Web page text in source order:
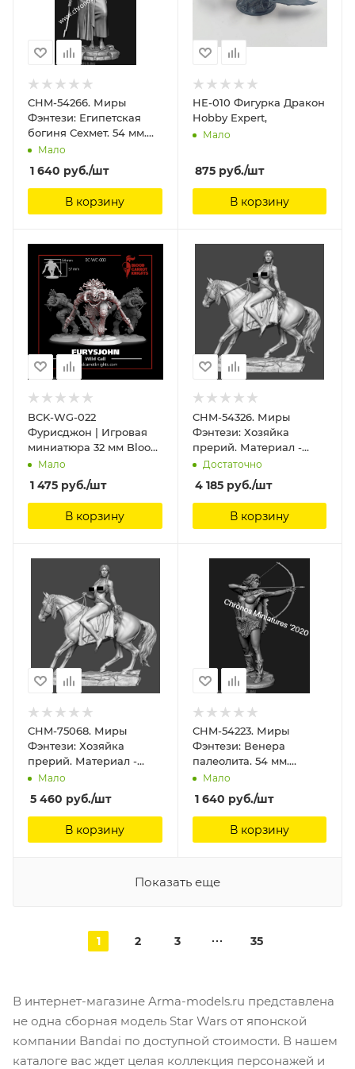
CHM-54266. Миры
Фэнтези: Египетская
богиня Сехмет. 54 мм.
Материал - смола.
Chronos Miniatures, 54
мм
Мало
1 640 руб./шт
В корзину
HE-010 Фигурка Дракон
Hobby Expert,
Мало
875руб./шт
В корзину
BCK-WG-022
Фурисджон | Игровая
миниатюра 32 мм Blood
Carrot Knights,
Мало
1 475 руб./шт
В корзину
CHM-54326. Миры
Фэнтези: Хозяйка
прерий. Материал -
смола. Chronos
Miniatures, 54 мм
Достаточно
4 185руб./шт
В корзину
CHM-75068. Миры
Фэнтези: Хозяйка
прерий. Материал -
смола. Chronos
Miniatures, 75 мм
Мало
5 460 руб./шт
В корзину
CHM-54223. Миры
Фэнтези: Венера
палеолита. 54 мм.
Материал - смола.
Chronos Miniatures, 54
мм
Мало
1 640 руб./шт
В корзину
Показать еще
1 2 3 35
В интернет-магазине Arma-models.ru представлена
не одна сборная модель Star Wars от японской
компании Bandai по доступной стоимости. В нашем
каталоге вас ждет целая коллекция персонажей и